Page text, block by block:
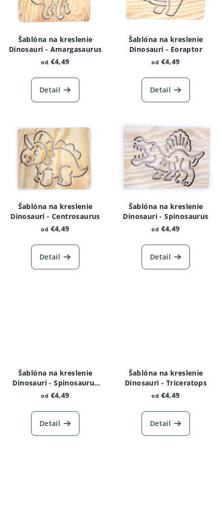
Šablóna na kreslenie
Dinosauri - Amargasaurus
od €4,49
Detail
Šablóna na kreslenie
Dinosauri - Eoraptor
od €4,49
Detail
Šablóna na kreslenie
Dinosauri - Centrosaurus
od €4,49
Detail
Šablóna na kreslenie
Dinosauri - Spinosaurus
od €4,49
Detail
Šablóna na kreslenie
Dinosauri - Spinosaurus
varianta 2
od €4,49
Detail
Šablóna na kreslenie
Dinosauri - Triceratops
od €4,49
Detail